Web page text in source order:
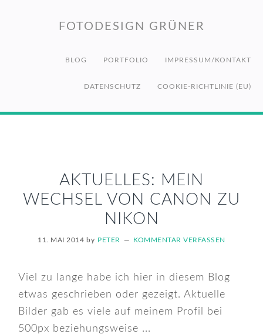
HauptnavigationFOTODESIGN GRÜNER
BLOG PORTFOLIO IMPRESSUM/KONTAKT
DATENSCHUTZ COOKIE-RICHTLINIE (EU)
AKTUELLES: MEIN
WECHSEL VON CANON ZU
NIKON
11. MAI 2014 by PETER KOMMENTAR VERFASSEN
Viel zu lange habe ich hier in diesem Blog
etwas geschrieben oder gezeigt. Aktuelle
Bilder gab es viele auf meinem Profil bei
500px beziehungsweise ...